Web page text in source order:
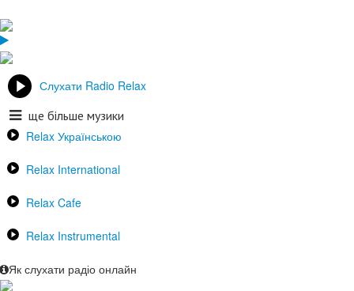
Слухати Radio Relax
ще більше музики
Relax Українською
Relax International
Relax Cafe
Relax Instrumental
Як слухати радіо онлайн